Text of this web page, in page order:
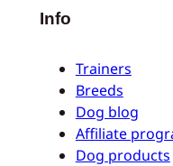
Info
Trainers
Breeds
Dog blog
Affiliate
Dog products